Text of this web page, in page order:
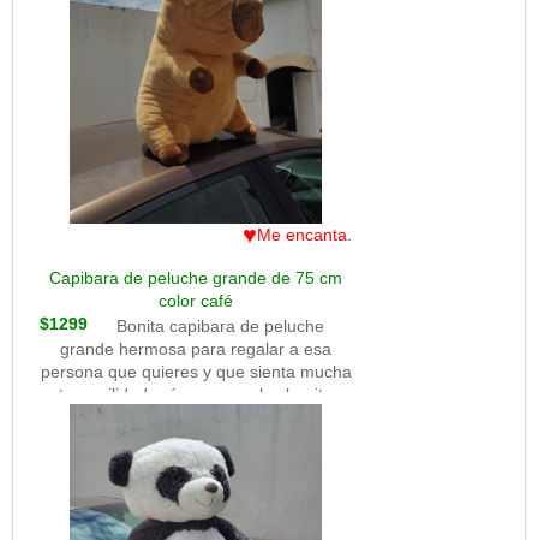
♥Me encanta.
Capibara de peluche grande de 75 cm
color café
$1299
Bonita capibara de peluche
grande hermosa para regalar a esa
persona que quieres y que sienta mucha
tranquilidad así como son las bonita
capibaras.